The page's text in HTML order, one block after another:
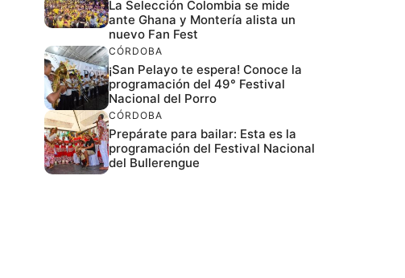
La Selección Colombia se mide
ante Ghana y Montería alista un
nuevo Fan Fest
CÓRDOBA
¡San Pelayo te espera! Conoce la
programación del 49° Festival
Nacional del Porro
CÓRDOBA
Prepárate para bailar: Esta es la
programación del Festival Nacional
del Bullerengue